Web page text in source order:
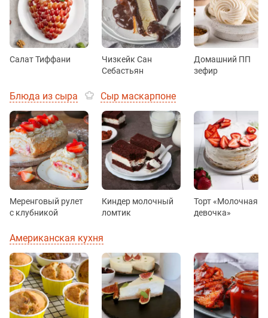
Салат Тиффани
Чизкейк Сан
Себастьян
Домашний ПП
зефир
Блюда из сыра Сыр маскарпоне
Меренговый рулет
с клубникой
Киндер молочный
ломтик
Торт «Молочная
девочка»
Американская кухня